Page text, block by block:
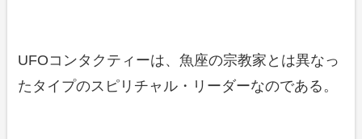
UFOコンタクティーは、魚座の宗教家とは異なっ
たタイプのスピリチャル・リーダーなのである。